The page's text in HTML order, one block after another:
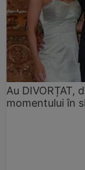
Au DIVORȚAT,
momentului în